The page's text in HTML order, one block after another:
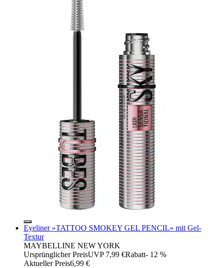
Eyeliner »TATTOO SMOKEY GEL PENCIL« mit Gel-
Textur
MAYBELLINE NEW YORK
Ursprünglicher PreisUVP 7,99 €Rabatt- 12 %
Aktueller Preis6,99 €